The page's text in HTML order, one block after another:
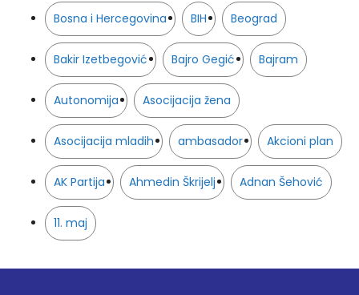
Bosna i Hercegovina BIH Beograd
Bakir Izetbegović Bajro Gegić Bajram
Autonomija Asocijacija žena
Asocijacija mladih ambasador Akcioni plan
AK Partija Ahmedin Škrijelj Adnan Šehović
11. maj